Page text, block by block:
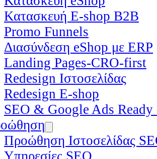
Κατασκευή E-shop B2B
Promo Funnels
Διασύνδεση eShop με ERP
Landing Pages-CRO-first
Redesign Ιστοσελίδας
Redesign E-shop
SEO & Google Ads Ready
Προώθηση Ιστοσελίδας